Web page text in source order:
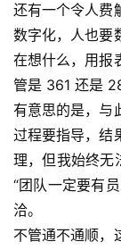
A
I
实
干
群
运
营
记
录
还有一个令人费
数字化，人也要
在想什么，用报
管是 361 还是
有意思的是，与
过程要指导，结
理，但我始终无
“团队一定要有
洽。
不管通不通顺，